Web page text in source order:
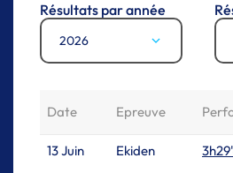
Résultats par année
2026
Date Epreuve
13 Juin Ekiden